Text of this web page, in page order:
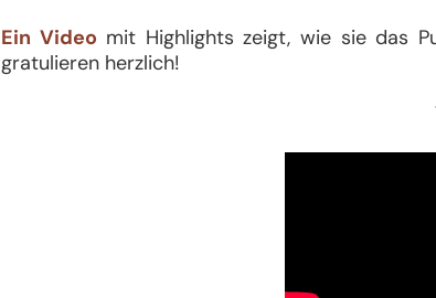
Ein Video mit Highlights zeigt, wie sie das
gratulieren herzlich!